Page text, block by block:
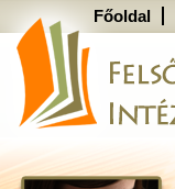
Főoldal